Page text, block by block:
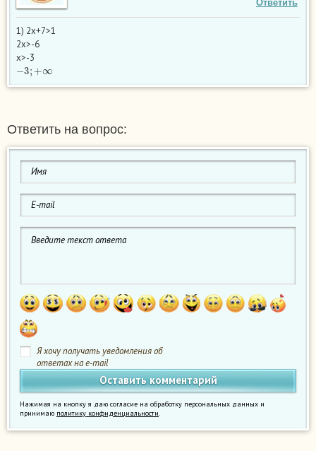
Ответить
1) 2x+7>1
2x>-6
x>-3
−3;+
Ответить на вопрос:
Я хочу получать уведомления об
ответах на e-mail
Нажимая на кнопку я даю согласие на обработку персональных данных и
принимаю политику конфиденциальности.